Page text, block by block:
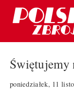
Świętujemy
poniedziałek, 11